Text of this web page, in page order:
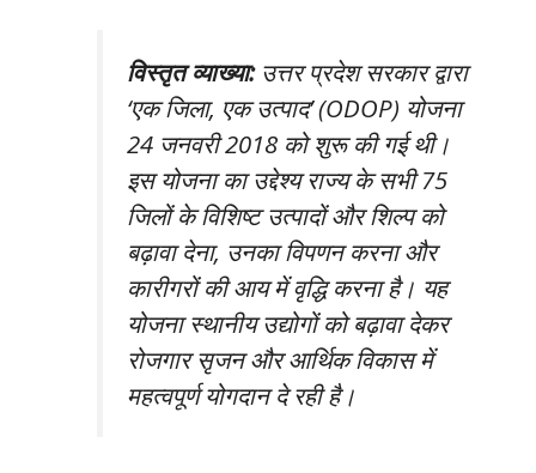
विस्तृत व्याख्या:उत्तर प्रदेश सरकार द्वारा
‘एक जिला, एक उत्पाद’ (ODOP) योजना
24 जनवरी 2018 को शुरू की गई थी।
इस योजना का उद्देश्य राज्य के सभी 75
जिलों के विशिष्ट उत्पादों और शिल्प को
बढ़ावा देना, उनका विपणन करना और
कारीगरों की आय में वृद्धि करना है। यह
योजना स्थानीय उद्योगों को बढ़ावा देकर
रोजगार सृजन और आर्थिक विकास में
महत्वपूर्ण योगदान दे रही है।